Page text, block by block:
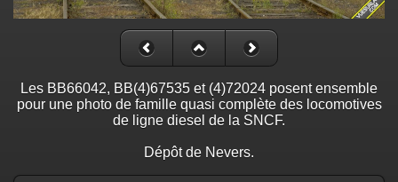
Les BB66042, BB(4)67535 et (4)72024 posent ensemble
pour une photo de famille quasi complète des locomotives
de ligne diesel de la SNCF.
Dépôt de Nevers.